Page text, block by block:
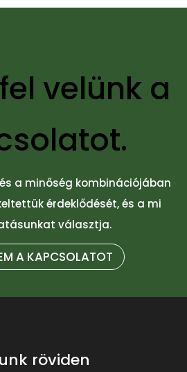
velünk a
a minőség kombinációjában
érdeklődését, és a mi
választja.
A KAPCSOLATOT
röviden